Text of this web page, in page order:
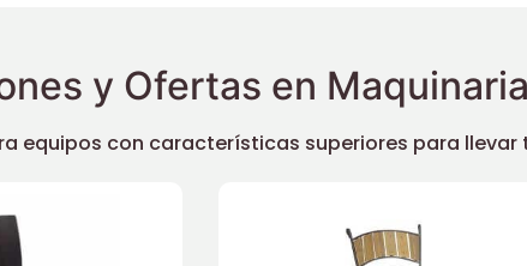
y Ofertas en
equipos con características superiores para llevar